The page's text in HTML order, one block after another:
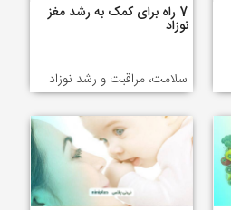
7 راه برای کمک به رشد مغز
نوزاد
سلامت، مراقبت و رشد نوزاد